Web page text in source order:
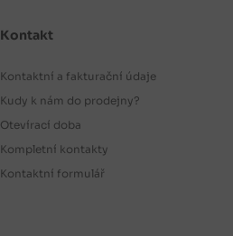
Kontakt
Kontaktní a fakturační údaje
Kudy k nám do prodejny?
Otevírací doba
Kompletní kontakty
Kontaktní formulář